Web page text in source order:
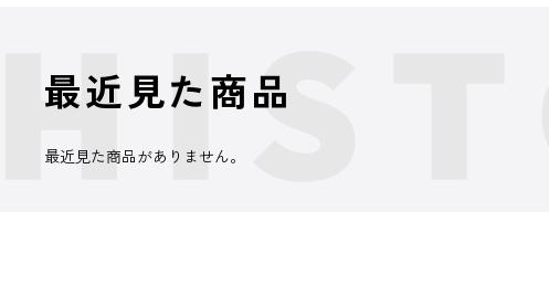
最近見た商品
最近見た商品がありません。